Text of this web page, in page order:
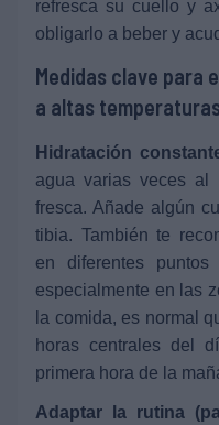
refresca su cuello y
obligarlo a beber y
Medidas clave para
a altas temperaturas
Hidratación
agua varias veces al
fresca. Añade algún
tibia. También te
en diferentes
especialmente en las
la comida, es normal
horas centrales del
primera hora de la
Adaptar la rutina